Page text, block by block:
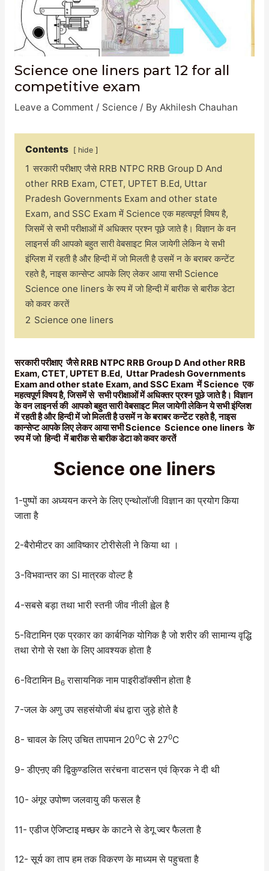
Science one liners part 12 for all
competitive exam
Leave a Comment / Science/ By Akhilesh Chauhan
Contents hide
1 सरकारी परीक्षाए जैसे RRB NTPC RRB Group D And
other RRB Exam, CTET, UPTET B.Ed, Uttar
Pradesh Governments Exam and other state
Exam, and SSC Exam में Science एक महत्वपूर्ण विषय है,
जिसमें से सभी परीक्षाओं में अधिक्तर प्रश्न पूछे जाते है। विज्ञान के वन
लाइनर्स की आपको बहुत सारी वेबसाइट मिल जायेगी लेकिन ये सभी
इंग्लिश में रहती है और हिन्दी में जो मिलती है उसमें न के बराबर कन्टेंट
रहते है, नाइस कान्सेप्ट आपके लिए लेकर आया सभी Science
Science one liners के रुप में जो हिन्दी में बारीक से बारीक डेटा
को कवर करतें
2 Science one liners
सरकारी परीक्षाए जैसे RRB NTPC RRB Group D And other RRB
Exam, CTET, UPTET B.Ed, Uttar Pradesh Governments
Exam and other state Exam, and SSC Exam में Science एक
महत्वपूर्ण विषय है, जिसमें से सभी परीक्षाओं में अधिक्तर प्रश्न पूछे जाते है। विज्ञान
के वन लाइनर्स की आपको बहुत सारी वेबसाइट मिल जायेगी लेकिन ये सभी इंग्लिश
में रहती है और हिन्दी में जो मिलती है उसमें न के बराबर कन्टेंट रहते है, नाइस
कान्सेप्ट आपके लिए लेकर आया सभी Science Science one liners के
रुप में जो हिन्दी में बारीक से बारीक डेटा को कवर करतें
Science one liners
1-पुष्पों का अध्ययन करने के लिए एन्थोलॉजी विज्ञान का प्रयोग किया
जाता है
2-बैरोमीटर का आविष्कार टोरीसेली ने किया था ।
3-विभवान्तर का SI मात्रक वोल्ट है
4-सबसे बड़ा तथा भारी स्तनी जीव नीली ह्वेल है
5-विटामिन एक प्रकार का कार्बनिक योगिक है जो शरीर की सामान्य वृद्धि
तथा रोगो से रक्षा के लिए आवश्यक होता है
6-विटामिन B6रासायनिक नाम पाइरीडॉक्सीन होता है
7-जल के अणु उप सहसंयोजी बंध द्वारा जुड़े होते है
8- चावल के लिए उचित तापमान 200C से 270C
9- डीएऩए की द्विकुण्डलित सरंचना वाटसन एवं क्रिक ने दी थी
10- अंगूर उपोष्ण जलवायु की फसल है
11- एडीज ऐजिप्टाइ मच्छर के काटने से डेगू ज्वर फैलता है
12- सूर्य का ताप हम तक विकरण के माध्यम से पहुचता है